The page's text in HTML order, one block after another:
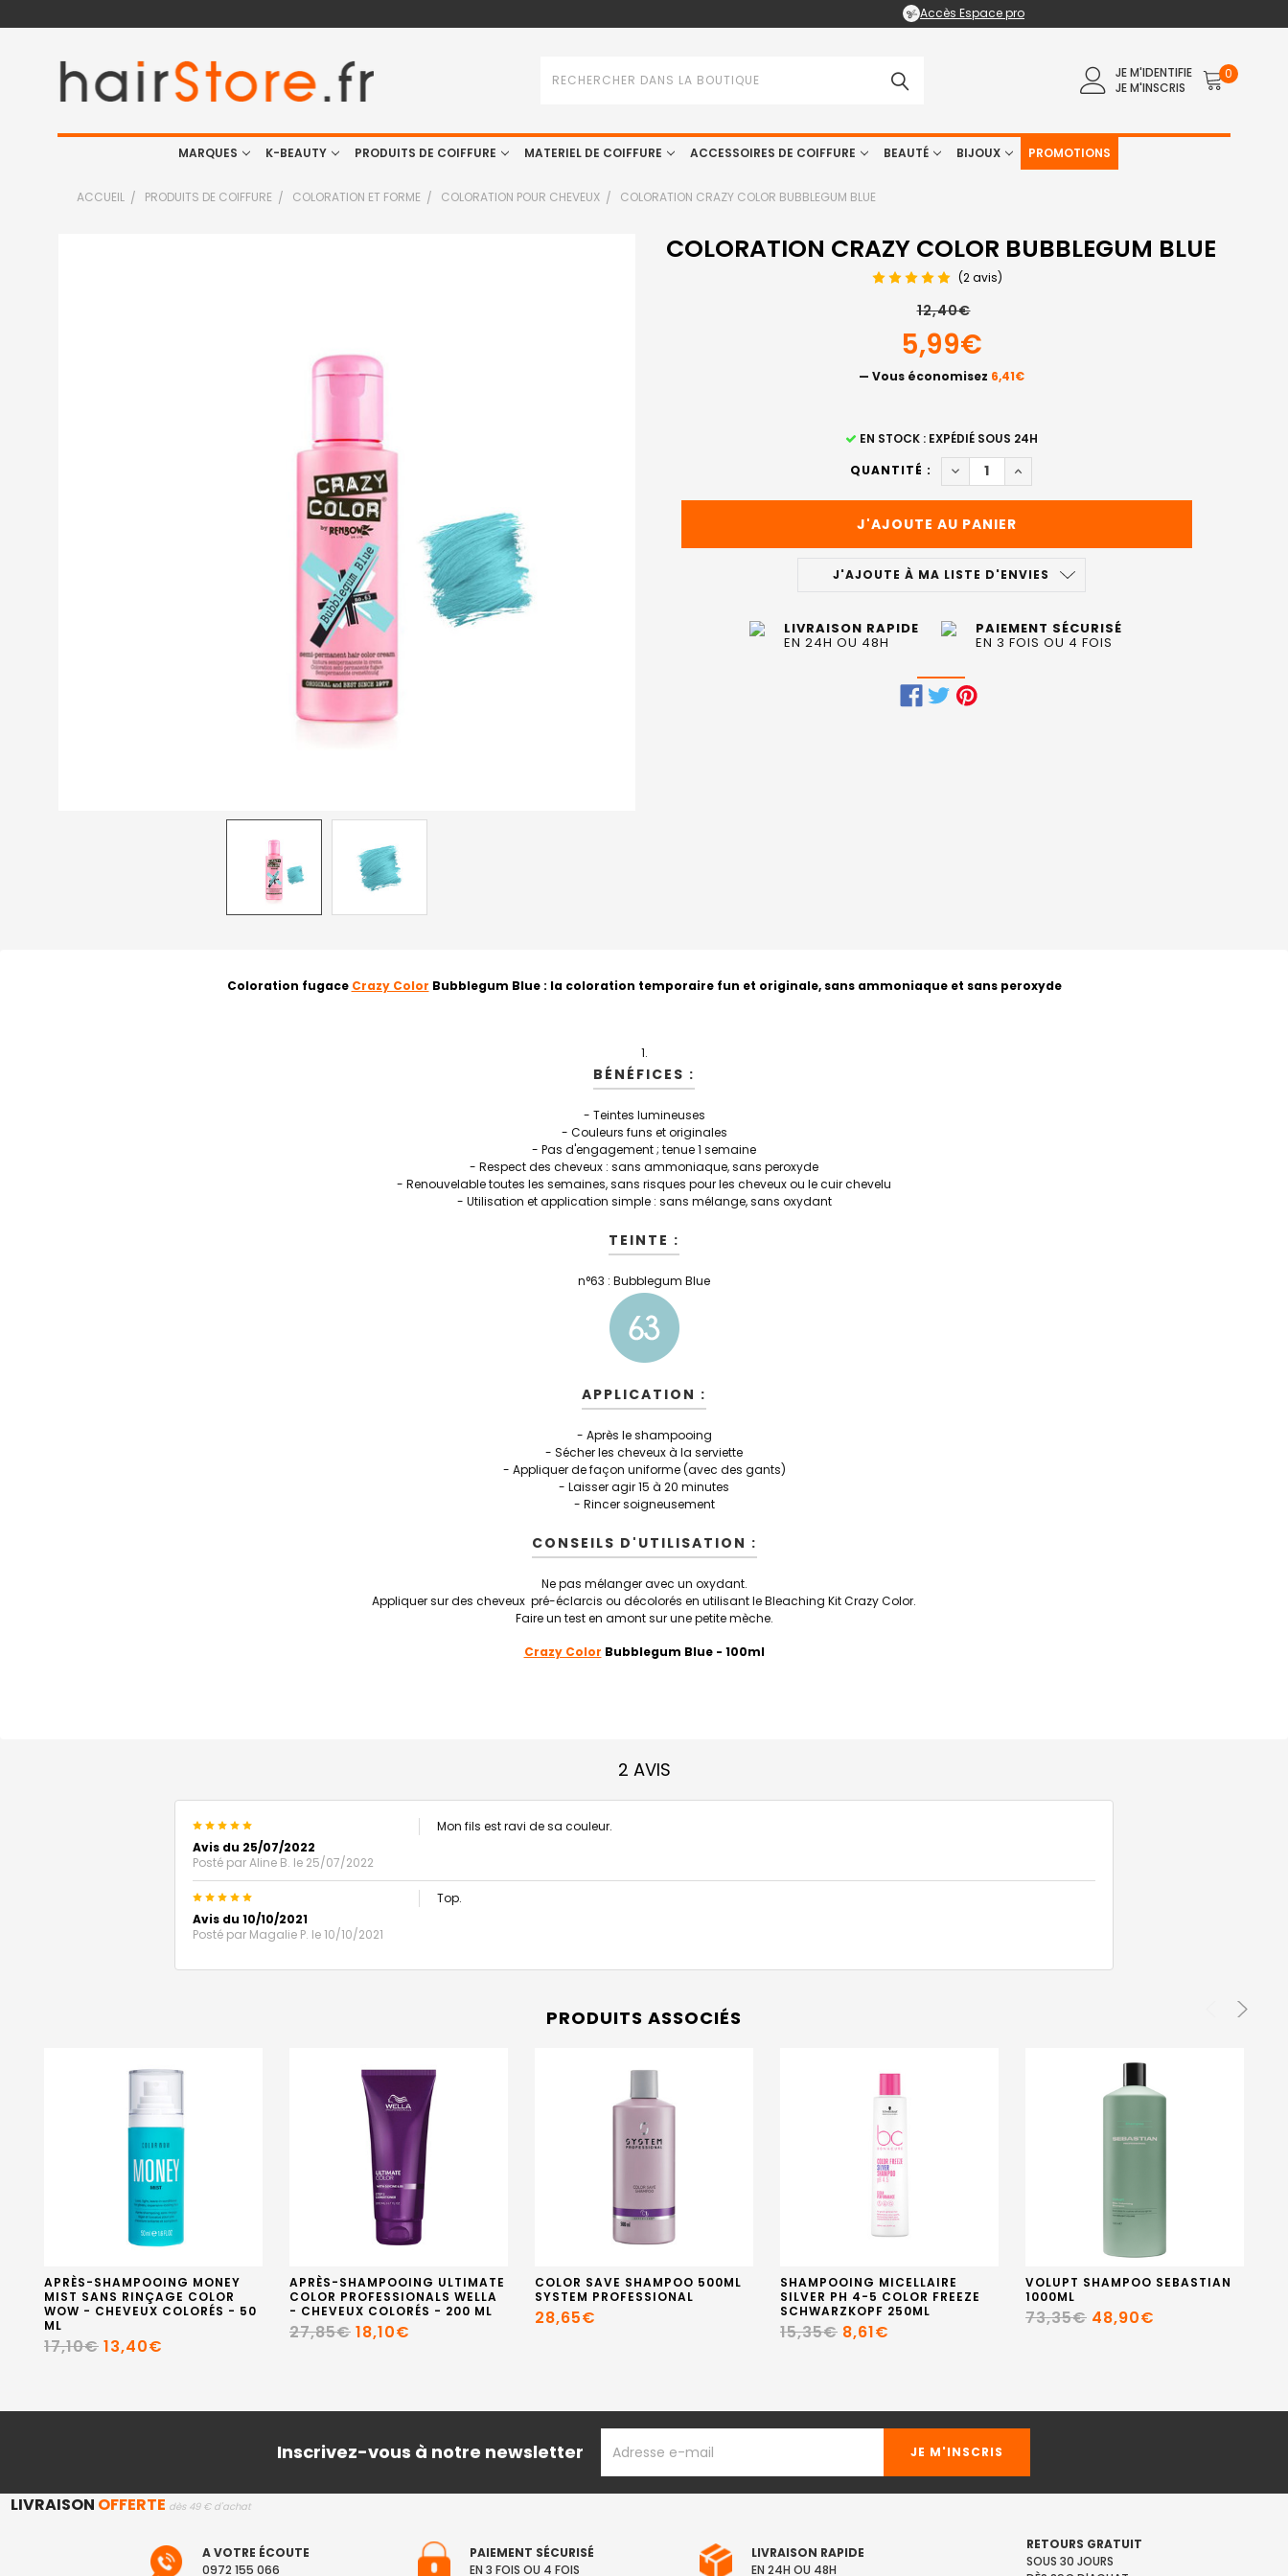
Accès Espace pro
JE M'IDENTIFIE
JE M'INSCRIS
0
MARQUES K-BEAUTY PRODUITS DE COIFFURE MATERIEL DE COIFFURE ACCESSOIRES DE COIFFURE BEAUTÉ BIJOUX PROMOTIONS
ACCUEIL PRODUITS DE COIFFURE COLORATION ET FORME COLORATION POUR CHEVEUX COLORATION CRAZY COLOR BUBBLEGUM BLUE
COLORATION CRAZY COLOR BUBBLEGUM BLUE
(2 avis)
12,40€
5,99€
— Vous économisez 6,41€
EN STOCK : EXPÉDIÉ SOUS 24H
QUANTITÉ :
DIMINUER LA QUANTITÉ DE COLORATION CRAZY
AUGMENTER LA QUANTITÉ DE
J'AJOUTE À MA LISTE D'ENVIES
LIVRAISON RAPIDE
EN 24H OU 48H
PAIEMENT SÉCURISÉ
EN 3 FOIS OU 4 FOIS
Coloration fugace Crazy Color Bubblegum Blue: la coloration temporaire fun et originale, sans ammoniaque et sans peroxyde
BÉNÉFICES :
- Teintes lumineuses
- Couleurs funs et originales
- Pas d'engagement ; tenue 1 semaine
- Respect des cheveux : sans ammoniaque, sans peroxyde
- Renouvelable toutes les semaines, sans risques pour les cheveux ou le cuir chevelu
- Utilisation et application simple : sans mélange, sans oxydant
TEINTE :
n°63 : Bubblegum Blue
APPLICATION :
- Après le shampooing
- Sécher les cheveux à la serviette
- Appliquer de façon uniforme (avec des gants)
- Laisser agir 15 à 20 minutes
- Rincer soigneusement
CONSEILS D'UTILISATION :
Ne pas mélanger avec un oxydant.
Appliquer sur des cheveux pré-éclarcis ou décolorés en utilisant le Bleaching Kit Crazy Color.
Faire un test en amont sur une petite mèche.
Crazy Color Bubblegum Blue - 100ml
2 AVIS
5
Avis du 25/07/2022
Posté parAline B. le 25/07/2022
Mon fils est ravi de sa couleur.
5
Avis du 10/10/2021
Posté par Magalie P. le 10/10/2021
Top.
PRODUITS ASSOCIÉS
APRÈS-SHAMPOOING MONEY
MIST SANS RINÇAGE COLOR
WOW - CHEVEUX COLORÉS - 50
ML
17,10€ 13,40€
APRÈS-SHAMPOOING ULTIMATE
COLOR PROFESSIONALS WELLA
- CHEVEUX COLORÉS - 200 ML
27,85€ 18,10€
COLOR SAVE SHAMPOO 500ML
SYSTEM PROFESSIONAL
28,65€
SHAMPOOING MICELLAIRE
SILVER PH 4-5 COLOR FREEZE
SCHWARZKOPF 250ML
15,35€ 8,61€
VOLUPT SHAMPOO SEBASTIAN
1000ML
73,35€ 48,90€
Inscrivez-vous à notre newsletter
EMAIL
LIVRAISON OFFERTE dès 49 € d'achat
A VOTRE ÉCOUTE
0972 155 066
PAIEMENT SÉCURISÉ
EN 3 FOIS OU 4 FOIS
LIVRAISON RAPIDE
EN 24H OU 48H
RETOURS GRATUIT
SOUS 30 JOURS